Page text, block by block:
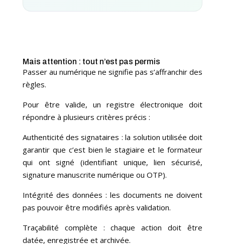
Mais attention : tout n’est pas permis
Passer au numérique ne signifie pas s’affranchir des
règles.
Pour être valide, un registre électronique doit
répondre à plusieurs critères précis :
Authenticité des signataires : la solution utilisée doit
garantir que c’est bien le stagiaire et le formateur
qui ont signé (identifiant unique, lien sécurisé,
signature manuscrite numérique ou OTP).
Intégrité des données : les documents ne doivent
pas pouvoir être modifiés après validation.
Traçabilité complète : chaque action doit être
datée, enregistrée et archivée.